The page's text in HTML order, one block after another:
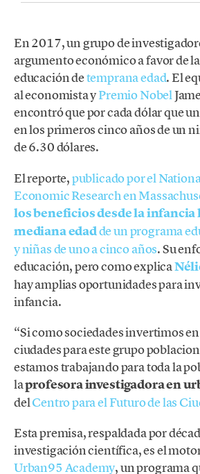
En 2017, un grupo de
argumento económico a favor de
educación detemprana edad. El
al economista yPremio Nobel
encontró que por cada dólar que
en los primeros cinco años de un
de 6.30 dólares.
El reporte,publicado por el
Economic Research en
los beneficios desde la infancia
mediana edadde un programa
y niñas de uno a cinco años. Su
educación, pero como explica
hay amplias oportunidades para
infancia.
“Si como sociedades invertimos
ciudades para este grupo
estamos trabajando para toda la
laprofesora investigadora en
delCentro para el Futuro de las
Esta premisa, respaldada por
investigación científica, es el
Urban95 Academy, un programa